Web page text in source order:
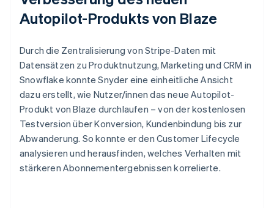
Autopilot-Produkts von Blaze
Durch die Zentralisierung von Stripe-Daten mit
Datensätzen zu Produktnutzung, Marketing und CRM in
Snowflake konnte Snyder eine einheitliche Ansicht
dazu erstellt, wie Nutzer/innen das neue Autopilot-
Produkt von Blaze durchlaufen – von der kostenlosen
Testversion über Konversion, Kundenbindung bis zur
Abwanderung. So konnte er den Customer Lifecycle
analysieren und herausfinden, welches Verhalten mit
stärkeren Abonnementergebnissen korrelierte.